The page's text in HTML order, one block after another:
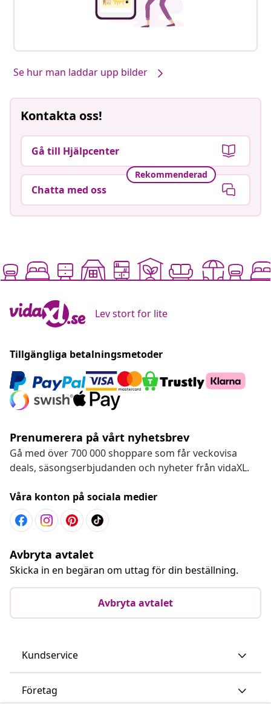
Se hur man laddar upp bilder
Kontakta oss!
Gå till Hjälpcenter
Rekommenderad
Chatta med oss
Lev stort for lite
Tillgängliga betalningsmetoder
Prenumerera på vårt nyhetsbrev
Gå med över 700 000 shoppare som får veckovisa
deals, säsongserbjudanden och nyheter från vidaXL.
Våra konton på sociala medier
Avbryta avtalet
Skicka in en begäran om uttag för din beställning.
Avbryta avtalet
Kundservice
Företag